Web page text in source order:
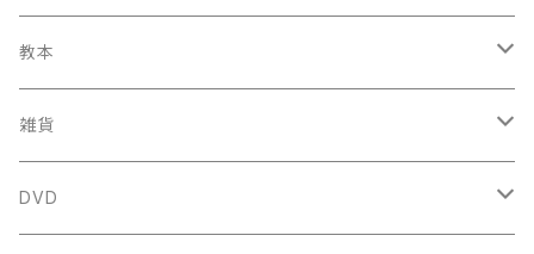
鍋島元子関連LP
中古LP
中古本
新古本
古楽以外
中古本
中古本
古楽関係
スコア
鍵盤用
古楽以外
スコア
教本
古楽関係
古楽以外
雑貨
トートバッグ
DVD